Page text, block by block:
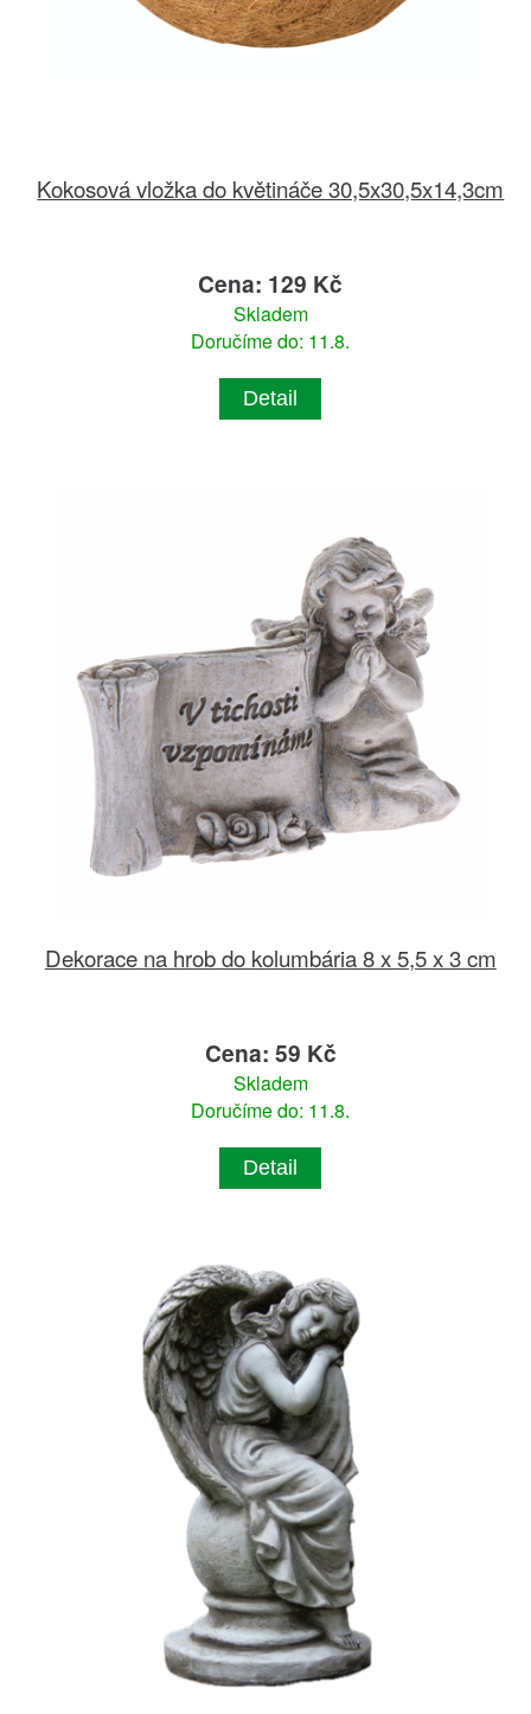
Kokosová vložka do květináče 30,5x30,5x14,3cm
Cena: 129 Kč
Skladem
Doručíme do: 11.8.
Detail
Dekorace na hrob do kolumbária 8 x 5,5 x 3 cm
Cena: 59 Kč
Skladem
Doručíme do: 11.8.
Detail